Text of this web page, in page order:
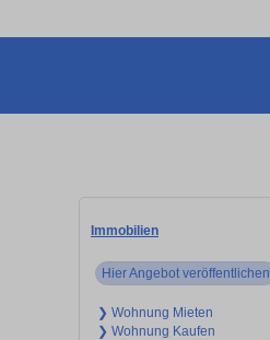
Immobilien
Hier Angebot veröffentlichen
❯ Wohnung Mieten
❯ Wohnung Kaufen